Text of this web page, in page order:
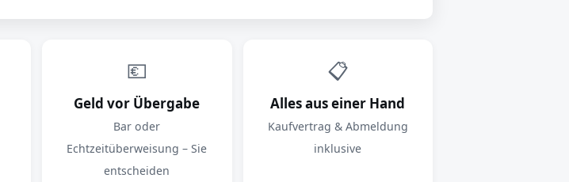
💶
Geld vor Übergabe
Bar oder
Echtzeitüberweisung – Sie
entscheiden
📋
Alles aus einer Hand
Kaufvertrag & Abmeldung
inklusive